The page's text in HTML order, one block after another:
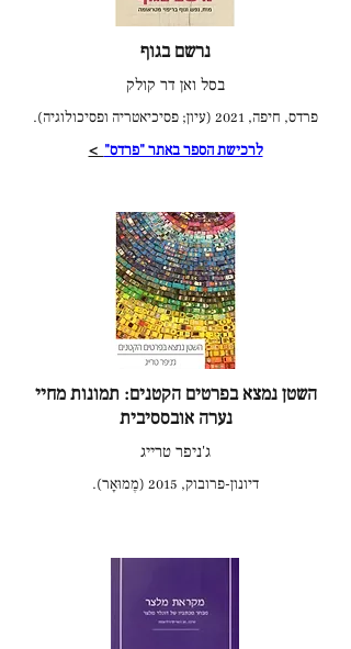
נרשם בגוף
בסל ואן דר קולק
פרדס, חיפה, 2021 (עיון; פסיכיאטריה ופסיכולוגיה).
לרכישת הספר באתר "פרדס" >
השטן נמצא בפרטים הקטנים: תמונות מחיי
נערה אובססיבית
ג'ניפר טרייג
דיונון-פרובוק, 2015 (מֶמוּאָר).